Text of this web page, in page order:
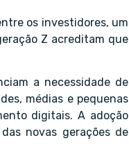
os investidores, um
Z acreditam que
a necessidade de
médias e pequenas
digitais. A adoção
novas gerações de